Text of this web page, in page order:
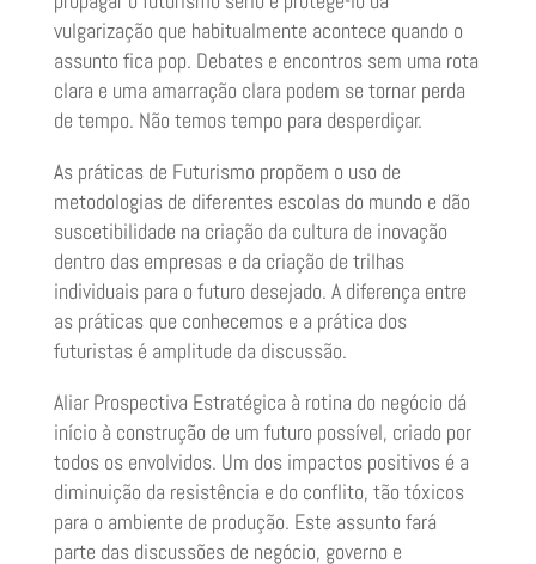
vulgarização que habitualmente acontece quando o
assunto fica pop. Debates e encontros sem uma rota
clara e uma amarração clara podem se tornar perda
de tempo. Não temos tempo para desperdiçar.
As práticas de Futurismo propõem o uso de
metodologias de diferentes escolas do mundo e dão
suscetibilidade na criação da cultura de inovação
dentro das empresas e da criação de trilhas
individuais para o futuro desejado. A diferença entre
as práticas que conhecemos e a prática dos
futuristas é amplitude da discussão.
Aliar Prospectiva Estratégica à rotina do negócio dá
início à construção de um futuro possível, criado por
todos os envolvidos. Um dos impactos positivos é a
diminuição da resistência e do conflito, tão tóxicos
para o ambiente de produção. Este assunto fará
parte das discussões de negócio, governo e